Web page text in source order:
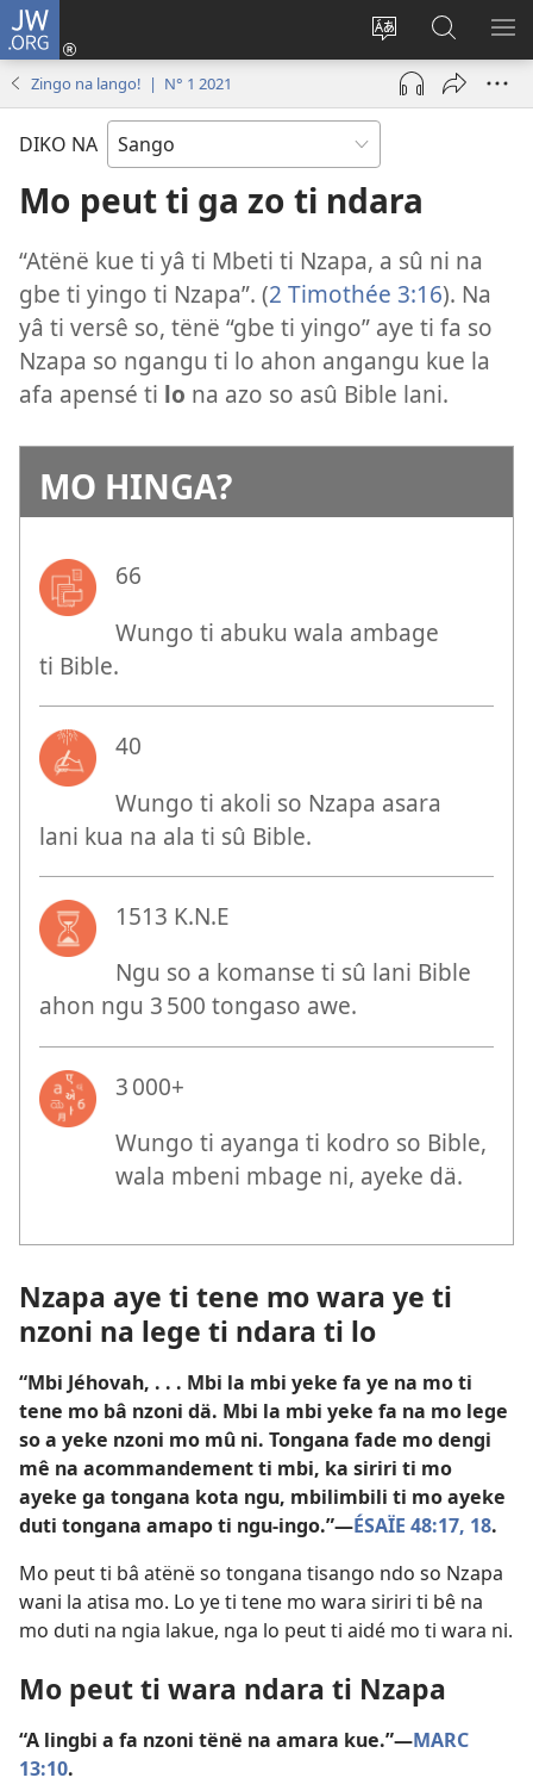
JW.ORG
Changé
yanga
na
ti
site
ni
connecté
mbeni
fini
Gingo
aye
na
FA
Zingo na lango! | N° 1 2021
DIKO NA
Mo peut ti ga zo ti ndara
“Atënë kue ti yâ ti Mbeti ti Nzapa, a sû ni na
gbe ti yingo ti Nzapa”. (2 Timothée 3:16). Na
yâ ti versê so, tënë “gbe ti yingo” aye ti fa so
Nzapa so ngangu ti lo ahon angangu kue la
afa apensé ti lo na azo so asû Bible lani.
MO HINGA?
66
Wungo ti abuku wala ambage
ti Bible.
40
Wungo ti akoli so Nzapa asara
lani kua na ala ti sû Bible.
1513 K.N.E
Ngu so a komanse ti sû lani Bible
ahon ngu 3 500 tongaso awe.
3 000+
Wungo ti ayanga ti kodro so Bible,
wala mbeni mbage ni, ayeke dä.
Nzapa aye ti tene mo wara ye ti
nzoni na lege ti ndara ti lo
“Mbi Jéhovah, . . . Mbi la mbi yeke fa ye na mo ti
tene mo bâ nzoni dä. Mbi la mbi yeke fa na mo lege
so a yeke nzoni mo mû ni. Tongana fade mo dengi
mê na acommandement ti mbi, ka siriri ti mo
ayeke ga tongana kota ngu, mbilimbili ti mo ayeke
duti tongana amapo ti ngu-ingo.”​—ÉSAÏE 48:17, 18.
Mo peut ti bâ atënë so tongana tisango ndo so Nzapa
wani la atisa mo. Lo ye ti tene mo wara siriri ti bê na
mo duti na ngia lakue, nga lo peut ti aidé mo ti wara ni.
Mo peut ti wara ndara ti Nzapa
“A lingbi a fa nzoni tënë na amara kue.”​—MARC
13:10.